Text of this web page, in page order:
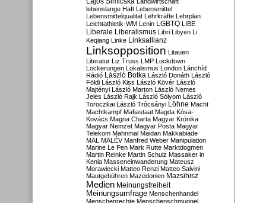
lebenslange Haft Lebensmittel
Lebensmittelqualität Lehrkräfte Lehrplan
Leichtathletik-WM Lenin LGBTQ LIBE
Liberale Liberalismus Libri Libyen Li
Keqiang Linke Linksallianz
Linksopposition Litauen
Literatur Liz Truss LMP Lockdown
Lockerungen Lokalismus London Lánchíd
Rádió
László Botka László Donáth László
Földi László Kiss László Kövér László
Majtényi László Marton László Nemes
Jeles László Rajk László Sólyom László
Toroczkai László Trócsányi Löhne Macht
Machtkampf Mafiastaat Magda Kósa-
Kovács Magna Charta Magyar Krónika
Magyar Nemzet Magyar Posta Magyar
Telekom Mahnmal Maidan Makkabiade
MAL MALÉV Manfred Weber Manipulation
Marine Le Pen Mark Rutte Marktdogmen
Martin Reinke Martin Schulz Massaker in
Kenia Masseneinwanderung Mateusz
Morawiecki Matteo Renzi Matteo Salvini
Mautgebühren Mazedonien Mazsihisz
Medien Meinungsfreiheit
Meinungsumfrage Menschenhandel
Menschenrechte Menschenschmuggel